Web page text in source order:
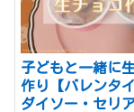
子どもと一緒に
作り【バレンタ
ダイソー・セリ